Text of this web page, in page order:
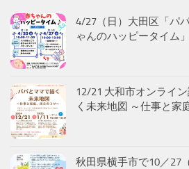
4/27（日）大田区「パ
ゃんのハッピータイム」
12/21 大和市オンライ
く未来地図 ～仕事と家
秋田県横手市で10／27